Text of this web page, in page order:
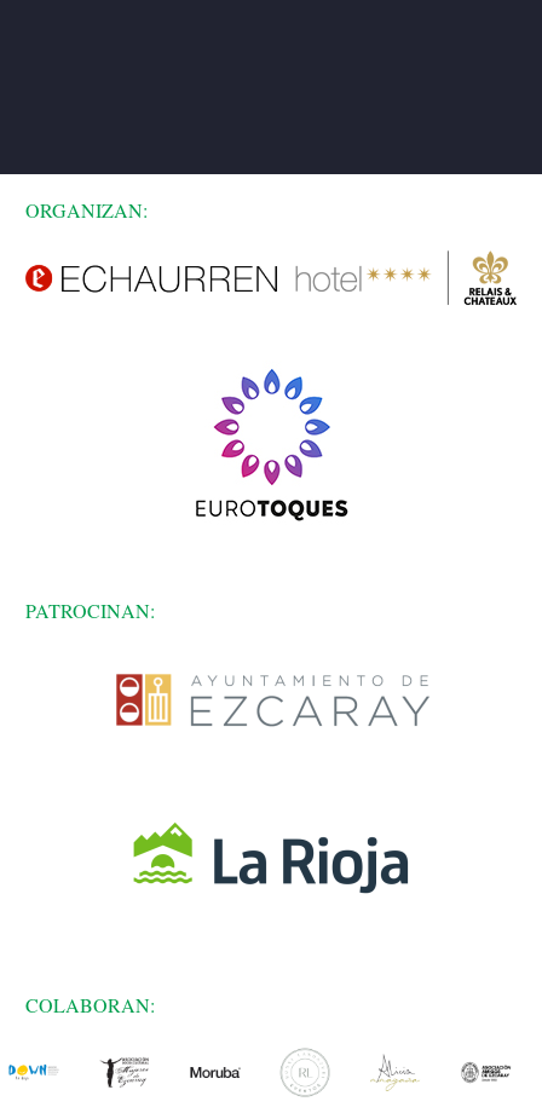
ORGANIZAN:
PATROCINAN:
COLABORAN: